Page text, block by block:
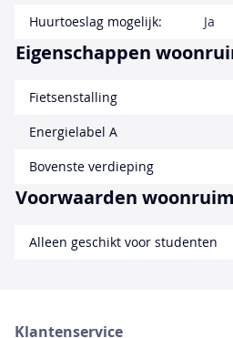
Huurtoeslag mogelijk:
Ja
Eigenschappen
Fietsenstalling
Energielabel A
Bovenste verdieping
Voorwaarden
Alleen geschikt voor studenten
Klantenservice